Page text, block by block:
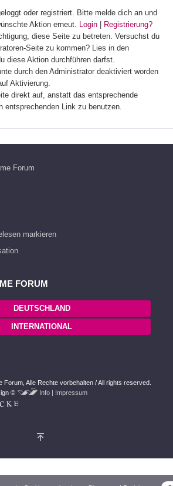
oder registriert. Bitte melde dich an und
Aktion erneut. Login|
Registrierung?
diese Seite zu betreten. Versuchst du
Seite zu kommen? Lies in den
diese Aktion durchführen darfst.
durch den Administrator deaktiviert worden
Aktivierung.
direkt auf, anstatt das entsprechende
entsprechenden Link zu benutzen.
Forum
markieren
FORUM
DEUTSCHLAND
INTERNATIONAL
Forum, Alle Rechte vorbehalten / All rights reserved.
© Info | Impressum